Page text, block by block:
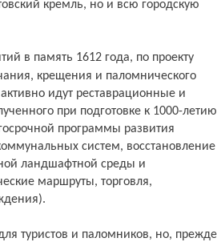
кремль, но и всю городскую
крещения и паломнического
идут реставрационные и
при подготовке к 1000-летию
программы развития
систем, восстановление
ландшафтной среды и
маршруты, торговля,